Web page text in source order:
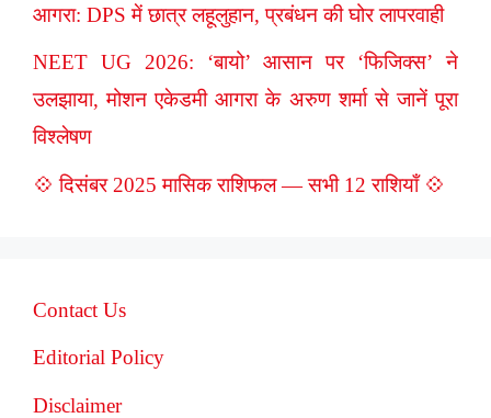
आगरा: DPS में छात्र लहूलुहान, प्रबंधन की घोर लापरवाही
NEET UG 2026: ‘बायो’ आसान पर ‘फिजिक्स’ ने
उलझाया, मोशन एकेडमी आगरा के अरुण शर्मा से जानें पूरा
विश्लेषण
💠 दिसंबर 2025 मासिक राशिफल — सभी 12 राशियाँ 💠
Contact Us
Editorial Policy
Disclaimer